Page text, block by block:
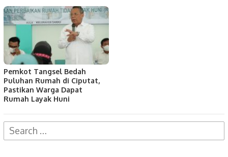
Pemkot Tangsel Bedah
Puluhan Rumah di Ciputat,
Pastikan Warga Dapat
Rumah Layak Huni
Search
for: